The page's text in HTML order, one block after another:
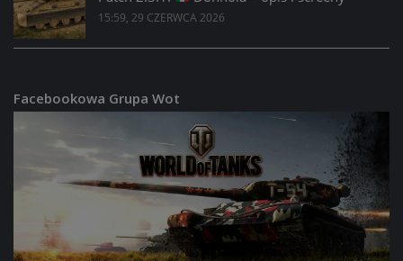
15:59, 29 CZERWCA 2026
Facebookowa Grupa Wot